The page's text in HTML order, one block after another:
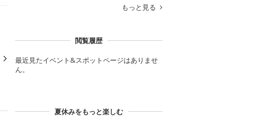
もっと見る
閲覧履歴
最近見たイベント&スポットページはありませ
ん。
夏休みをもっと楽しむ